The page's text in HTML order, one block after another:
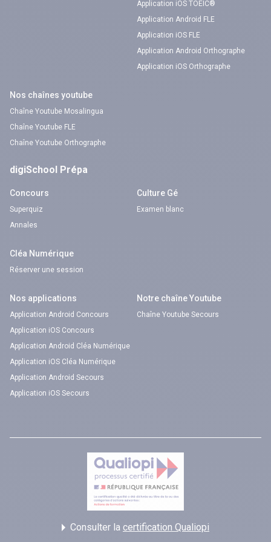
Application iOS TOEIC®
Application Android FLE
Application iOS FLE
Application Android Orthographe
Application iOS Orthographe
Nos chaînes youtube
Chaîne Youtube Mosalingua
Chaîne Youtube FLE
Chaîne Youtube Orthographe
digiSchool Prépa
Concours
Superquiz
Annales
Culture Gé
Examen blanc
Cléa Numérique
Réserver une session
Nos applications
Application Android Concours
Application iOS Concours
Application Android Cléa Numérique
Application iOS Cléa Numérique
Application Android Secours
Application iOS Secours
Notre chaîne Youtube
Chaîne Youtube Secours
Consulter la certification Qualiopi